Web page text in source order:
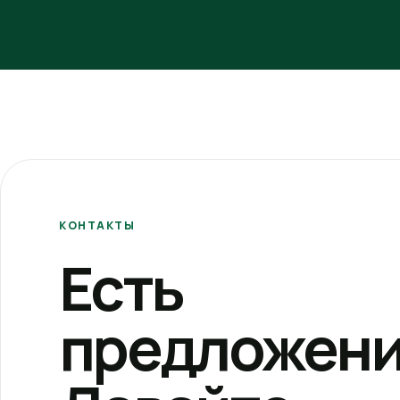
КОНТАКТЫ
Есть